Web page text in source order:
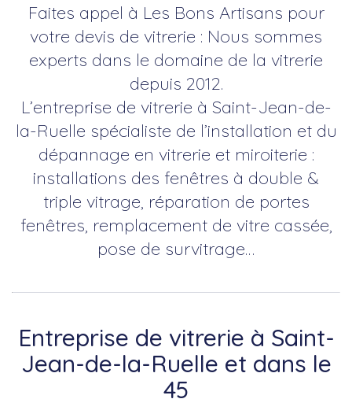
Faites appel à Les Bons Artisans pour
votre devis de vitrerie : Nous sommes
experts dans le domaine de la vitrerie
depuis 2012.
L’entreprise de vitrerie à Saint-Jean-de-
la-Ruelle spécialiste de l’installation et du
dépannage en vitrerie et miroiterie :
installations des fenêtres à double &
triple vitrage, réparation de portes
fenêtres, remplacement de vitre cassée,
pose de survitrage…
Entreprise de vitrerie à Saint-
Jean-de-la-Ruelle et dans le
45